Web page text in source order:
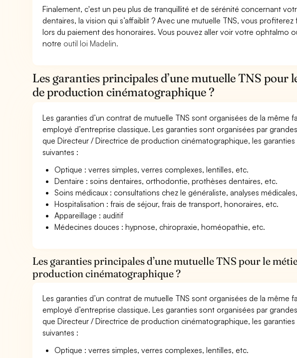
Finalement, c'est un peu plus de tranquillité et de sérénité concernant
dentaires, la vision qui s’affaiblit ? Avec une mutuelle TNS, vous
lors du paiement des honoraires. Vous pouvez aller voir votre ophtalmo
notre outil loi Madelin.
Les garanties principales d’une mutuelle TNS
de production cinématographique ?
Les garanties d’un contrat de mutuelle TNS sont organisées de la même
employé d’entreprise classique. Les garanties sont organisées par
que Directeur / Directrice de production cinématographique, les garanties
suivantes :
Optique : verres simples, verres complexes, lentilles, etc.
Dentaire : soins dentaires, orthodontie, prothèses dentaires, etc.
Soins médicaux : consultations chez le généraliste, analyses
Hospitalisation : frais de séjour, frais de transport, honoraires, etc.
Appareillage : auditif
Médecines douces : hypnose, chiropraxie, homéopathie, etc.
Les garanties principales d’une mutuelle TNS pour le
production cinématographique ?
Les garanties d’un contrat de mutuelle TNS sont organisées de la même
employé d’entreprise classique. Les garanties sont organisées par
que Directeur / Directrice de production cinématographique, les garanties
suivantes :
Optique : verres simples, verres complexes, lentilles, etc.